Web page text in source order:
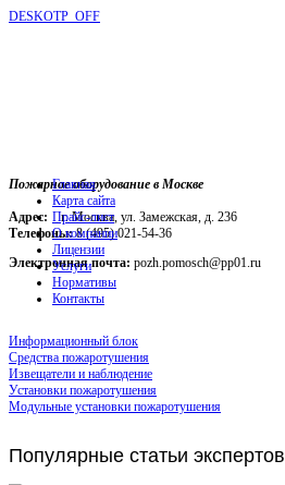
DESKOTP_OFF
Пожарное оборудование в Москве
Адрес: г. Москва, ул. Замежская, д. 236
Телефоны:8 (495) 021-54-36
Электронная почта: pozh.pomosch@pp01.ru
Главная
Карта сайта
Прайс-лист
О компании
Лицензии
Услуги
Нормативы
Контакты
Информационный блок
Средства пожаротушения
Извещатели и наблюдение
Установки пожаротушения
Модульные установки пожаротушения
Популярные статьи экспертов